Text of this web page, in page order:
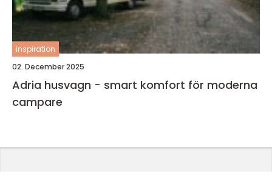
inspiration
02. December 2025
Adria husvagn - smart komfort för moderna
campare